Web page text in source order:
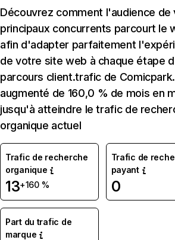
Découvrez comment l'audience de
principaux concurrents parcourt le
afin d'adapter parfaitement
de votre site web à chaque étape
parcours client.trafic de
augmenté de 160,0 % de mois en
jusqu'à atteindre le trafic de
organique actuel
Trafic de recherche
organique
13+160 %
Trafic de
payant
0
Part du trafic de
marque